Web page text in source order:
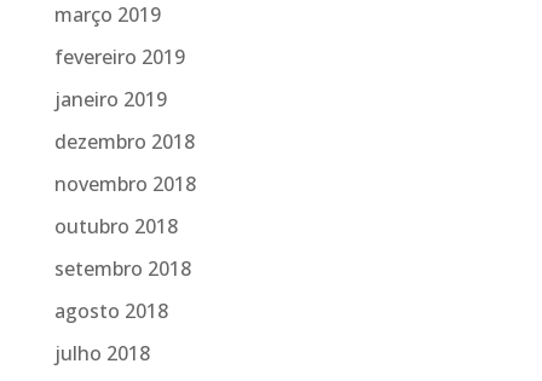
março 2019
fevereiro 2019
janeiro 2019
dezembro 2018
novembro 2018
outubro 2018
setembro 2018
agosto 2018
julho 2018